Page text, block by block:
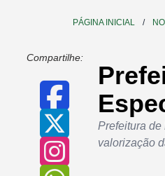
PÁGINA INICIAL /
Compartilhe:
Prefeitura de
valorização